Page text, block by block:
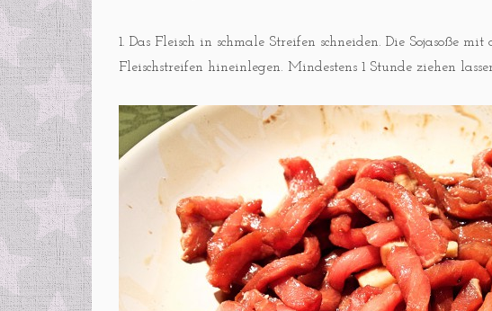
1. Das Fleisch in schmale Streifen schneiden. Die Sojasoße
Fleischstreifen hineinlegen. Mindestens 1 Stunde ziehen